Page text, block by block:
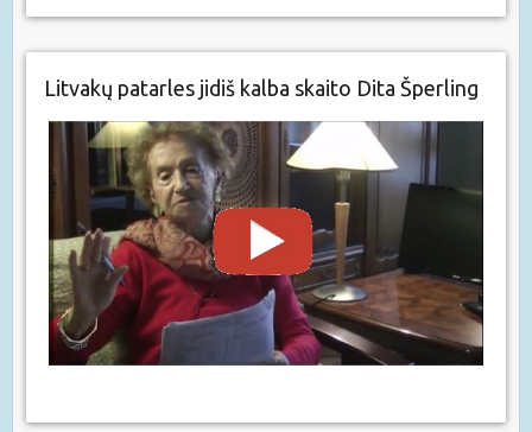
Litvakų patarles jidiš kalba skaito Dita Šperling